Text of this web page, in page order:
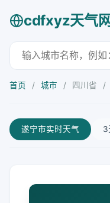
cdfxyz天气网
首页 / 城市 / 四川省 /
遂宁市实时天气 3